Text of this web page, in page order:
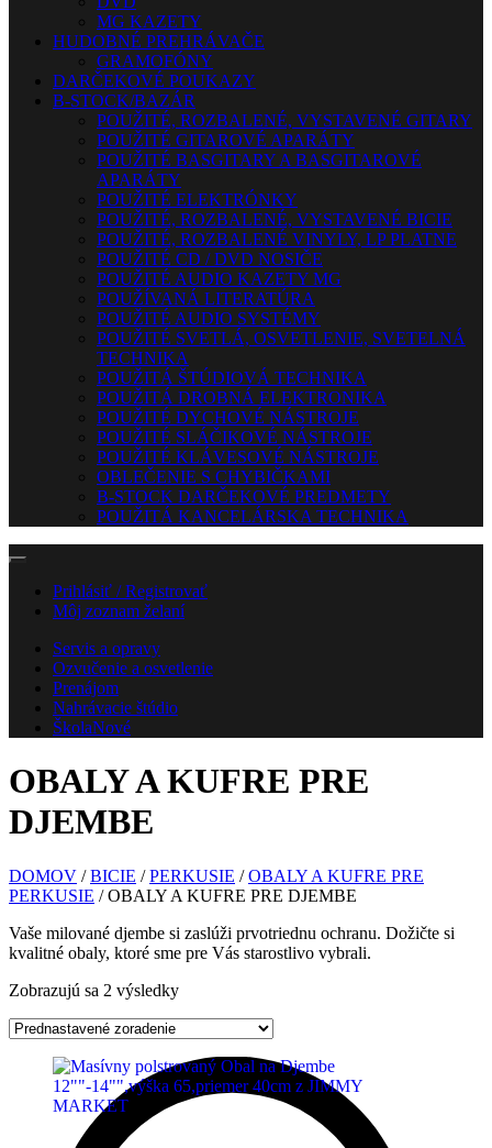
MG KAZETY
HUDOBNÉ PREHRÁVAČE
GRAMOFÓNY
DARČEKOVÉ POUKAZY
B-STOCK/BAZÁR
POUŽITÉ, ROZBALENÉ, VYSTAVENÉ GITARY
POUŽITÉ GITAROVÉ APARÁTY
POUŽITÉ BASGITARY A BASGITAROVÉ
APARÁTY
POUŽITÉ ELEKTRÓNKY
POUŽITÉ, ROZBALENÉ, VYSTAVENÉ BICIE
POUŽITÉ, ROZBALENÉ VINYLY, LP PLATNE
POUŽITÉ CD / DVD NOSIČE
POUŽITÉ AUDIO KAZETY MG
POUŽÍVANÁ LITERATÚRA
POUŽITÉ AUDIO SYSTÉMY
POUŽITÉ SVETLÁ, OSVETLENIE, SVETELNÁ
TECHNIKA
POUŽITÁ ŠTÚDIOVÁ TECHNIKA
POUŽITÁ DROBNÁ ELEKTRONIKA
POUŽITÉ DYCHOVÉ NÁSTROJE
POUŽITÉ SLÁČIKOVÉ NÁSTROJE
POUŽITÉ KLÁVESOVÉ NÁSTROJE
OBLEČENIE S CHYBIČKAMI
B-STOCK DARČEKOVÉ PREDMETY
POUŽITÁ KANCELÁRSKA TECHNIKA
Prihlásiť / Registrovať
Môj zoznam želaní
Servis a opravy
Ozvučenie a osvetlenie
Prenájom
Nahrávacie štúdio
ŠkolaNové
OBALY A KUFRE PRE
DJEMBE
DOMOV /BICIE /PERKUSIE /OBALY A KUFRE PRE
PERKUSIE / OBALY A KUFRE PRE DJEMBE
Vaše milované djembe si zaslúži prvotriednu ochranu. Dožičte si
kvalitné obaly, ktoré sme pre Vás starostlivo vybrali.
Zobrazujú sa 2 výsledky